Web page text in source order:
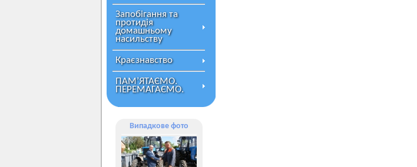
Запобігання та
протидія
домашньому
насильству
Краєзнавство
ПАМ’ЯТАЄМО.
ПЕРЕМАГАЄМО.
Випадкове фото